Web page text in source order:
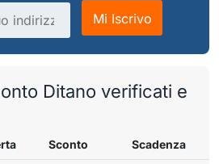
Mi Iscrivo
Ditano verificati e
Sconto Scadenza